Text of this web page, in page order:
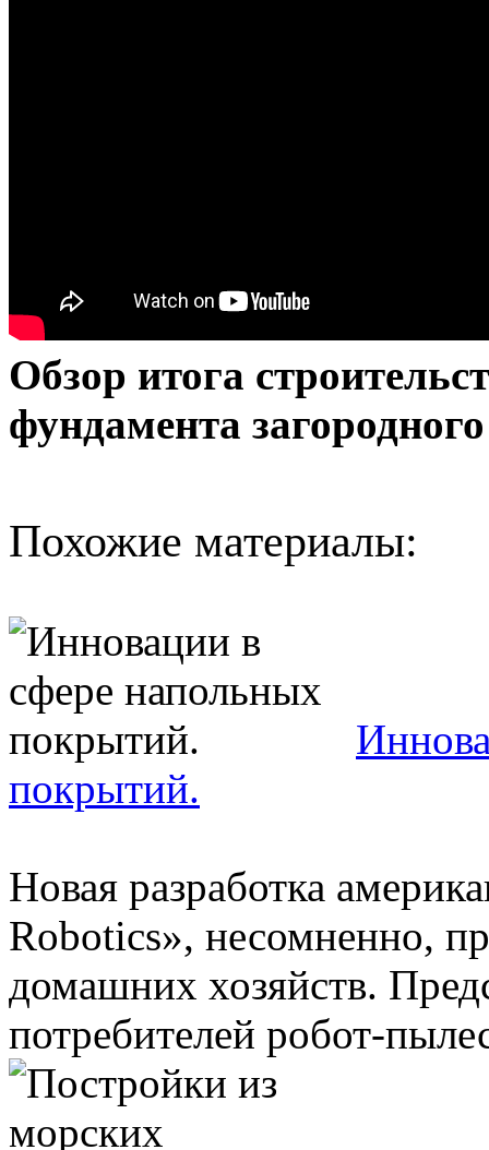
Обзор итога
фундамента
Похожие материалы:
покрытий.
Новая разработка
Robotics», несомненно,
домашних хозяйств.
потребителей робот-